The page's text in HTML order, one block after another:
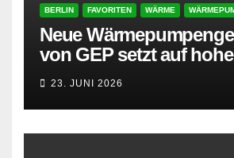
BERLIN FAVORITEN WÄRME
Neue
von GEP setzt auf
und besonders leisen
23. JUNI 2026